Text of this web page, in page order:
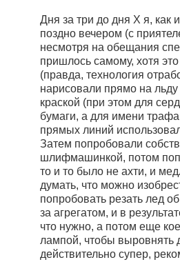
Дня за три до дня Х я, как
поздно вечером (с
несмотря на обещания
пришлось самому, хотя
(правда, технология
нарисовали прямо на
краской (при этом для
бумаги, а для имени
прямых линий
Затем попробовали
шлифмашинкой, потом
то и то было не ахти, и
думать, что можно
попробовать резать лед
за агрегатом, и в
что нужно, а потом еще
лампой, чтобы выровнять
действительно супер,